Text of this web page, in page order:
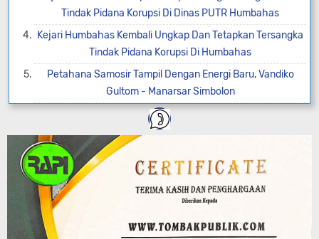
Tindak Pidana Korupsi Di Dinas PUTR Humbahas
Kejari Humbahas Kembali Ungkap Dan Tetapkan Tersangka
Tindak Pidana Korupsi Di Humbahas
Petahana Samosir Tampil Dengan Energi Baru, Vandiko
Gultom - Manarsar Simbolon